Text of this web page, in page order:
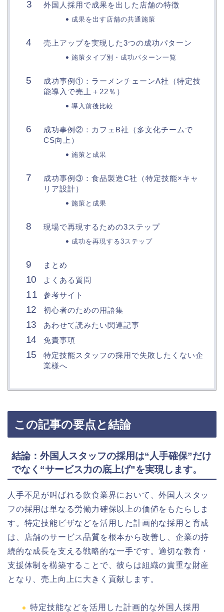
外国人採用で成果を出した店舗の特徴
成果を出す店舗の共通施策
売上アップを実現した3つの成功パターン
施策タイプ別・成功パターン一覧
成功事例①：ラーメンチェーンA社（特定技
能導入で売上＋22％）
導入前後比較
成功事例②：カフェB社（多文化チームで
CS向上）
施策と成果
成功事例③：食品製造C社（特定技能×キャ
リア設計）
施策と成果
現場で再現するための3ステップ
成功を再現する3ステップ
まとめ
よくある質問
参考サイト
初心者のための用語集
あわせて読みたい関連記事
免責事項
特定技能スタッフの採用で失敗したくない企
業様へ
この記事の要点と結論
結論：外国人スタッフの採用は“人手確保”だけ
でなく“サービス力の底上げ”を実現します。
人手不足が叫ばれる飲食業界において、外国人スタッ
フの採用は単なる労働力確保以上の価値をもたらしま
す。特定技能ビザなどを活用した計画的な採用と育成
は、店舗のサービス品質を根本から改善し、企業の持
続的な成長を支える戦略的な一手です。適切な教育・
支援体制を構築することで、彼らは組織の貴重な財産
となり、売上向上に大きく貢献します。
特定技能などを活用した計画的な外国人採用